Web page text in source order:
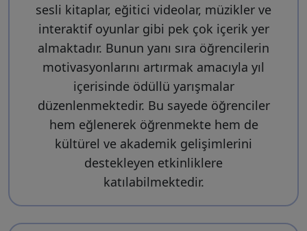
sesli kitaplar, eğitici videolar, müzikler ve
interaktif oyunlar gibi pek çok içerik yer
almaktadır. Bunun yanı sıra öğrencilerin
motivasyonlarını artırmak amacıyla yıl
içerisinde ödüllü yarışmalar
düzenlenmektedir. Bu sayede öğrenciler
hem eğlenerek öğrenmekte hem de
kültürel ve akademik gelişimlerini
destekleyen etkinliklere
katılabilmektedir.